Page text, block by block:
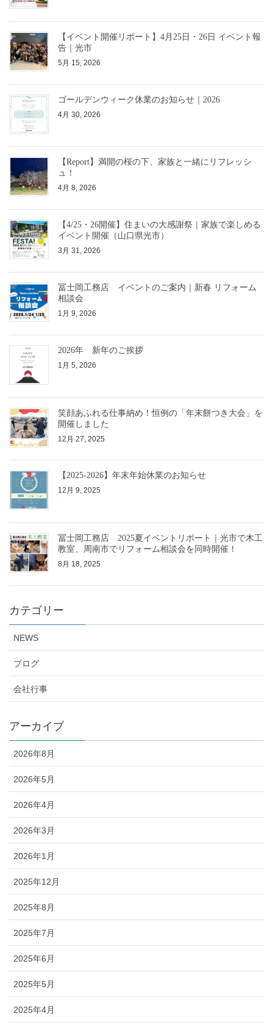
【イベント開催リポート】4月25日・26日 イベント報
告｜光市
5月 15, 2026
ゴールデンウィーク休業のお知らせ｜2026
4月 30, 2026
【Report】満開の桜の下、家族と一緒にリフレッシ
ュ！
4月 8, 2026
【4/25・26開催】住まいの大感謝祭｜家族で楽しめる
イベント開催（山口県光市）
3月 31, 2026
冨士岡工務店 イベントのご案内｜新春 リフォーム
相談会
1月 9, 2026
2026年 新年のご挨拶
1月 5, 2026
笑顔あふれる仕事納め！恒例の「年末餅つき大会」を
開催しました
12月 27, 2025
【2025-2026】年末年始休業のお知らせ
12月 9, 2025
冨士岡工務店 2025夏イベントリポート｜光市で木工
教室、周南市でリフォーム相談会を同時開催！
8月 18, 2025
カテゴリー
NEWS
ブログ
会社行事
アーカイブ
2026年8月
2026年5月
2026年4月
2026年3月
2026年1月
2025年12月
2025年8月
2025年7月
2025年6月
2025年5月
2025年4月